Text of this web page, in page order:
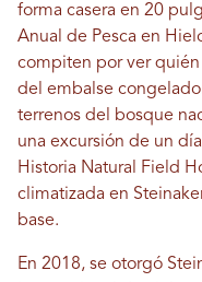
forma casera en 20
Anual de Pesca en
compiten por ver quién
del embalse
terrenos del bosque
una excursión de un
Historia Natural Field
climatizada en
base.
En 2018, se otorgó